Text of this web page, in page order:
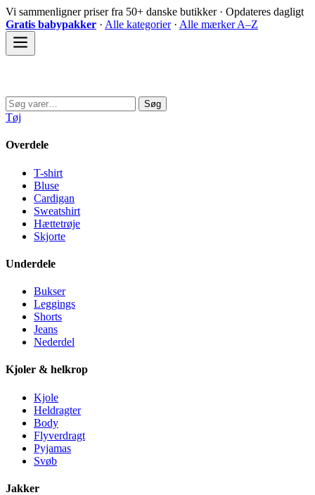
Spring
til
indhold
Vi sammenligner priser fra 50+ danske butikker · Opdateres dagligt
Gratis babypakker · Alle kategorier· Alle mærker A–Z
Søg
efter:
Søg
Tøj
Overdele
T-shirt
Bluse
Cardigan
Sweatshirt
Hættetrøje
Skjorte
Underdele
Bukser
Leggings
Shorts
Jeans
Nederdel
Kjoler & helkrop
Kjole
Heldragter
Body
Flyverdragt
Pyjamas
Svøb
Jakker